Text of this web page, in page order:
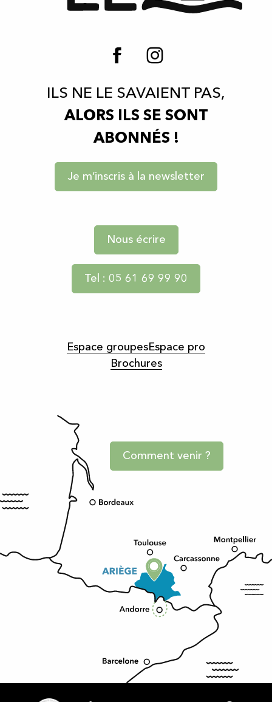
ILS NE LE SAVAIENT PAS,
ALORS ILS SE SONT
ABONNÉS !
Je m’inscris à la newsletter
Nous écrire
Tel : 05 61 69 99 90
Espace groupesEspace pro
Brochures
Comment venir ?